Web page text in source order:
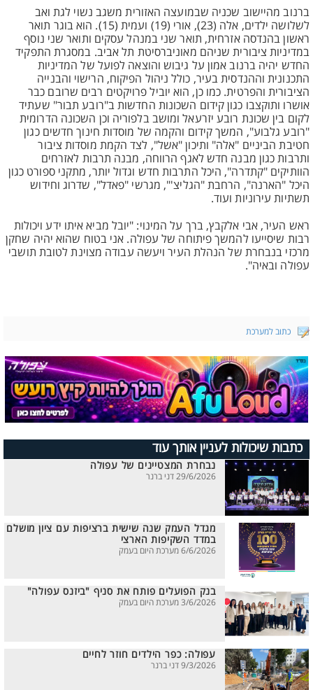
ברנוב מהיישוב שכניה שבמועצה האזורית משגב נשוי לגת ואב
לשלושה ילדים, אלה (23), אורי (19) ועמית (15). הוא בוגר תואר
ראשון בהנדסה אזרחית, תואר שני במנהל עסקים ותואר שני נוסף
במדיניות ציבורית שניהם מאוניברסיטת תל אביב. במסגרת התפקיד
החדש יהיה ברנוב אמון על גיבוש והוצאה לפועל של המדיניות
התכנונית וההנדסית בעיר, כולל ניהול הפיקוח, הרישוי והבנייה
הציבורית והפרטית. כמו כן, הוא יוביל פרויקטים רבים שרובם כבר
אושרו ותוקצבו כגון קידום השכונות החדשות ב"רובע תבור" שעתיד
לקום בין שכונת רובע יזרעאל ומושב בלפוריה וכן השכונה הדרומית
"רובע גלבוע", המשך קידום והקמה של מוסדות חינוך חדשים כגון
חטיבת הביניים "אלה" ותיכון "אשל", לצד הקמת מוסדות ציבור
ותרבות כגון מבנה חדש לאגף הרווחה, מבנה תרבות לאזרחים
הוותיקים "קתדרה", היכל התרבות חדש וגדול יותר, מתקני ספורט כגון
היכל "הארנה", הרחבת "הגליצ'", מגרשי "פאדל", שדרוג וחידוש
תשתיות עירוניות ועוד.
ראש העיר, אבי אלקבץ, ברך על המינוי: "יובל מביא איתו ידע ויכולות
רבות שיסייעו להמשך פיתוחה של עפולה. אני בטוח שהוא יהיה שחקן
מרכזי בנבחרת של הנהלת העיר ויעשה עבודה מצוינת לטובת תושבי
עפולה ובאיה".
כתוב למערכת
כתבות שיכולות לעניין אותך עוד
נבחרת המצטיינים של עפולה
29/6/2026 דני ברנר
מגדל העמק שנה שישית ברציפות עם ציון מושלם
במדד השקיפות הארצי
6/6/2026 מערכת היום בעמק
בנק הפועלים פותח את סניף "ביזנס עפולה"
3/6/2026 מערכת היום בעמק
עפולה: כפר הילדים חוזר לחיים
9/3/2026 דני ברנר